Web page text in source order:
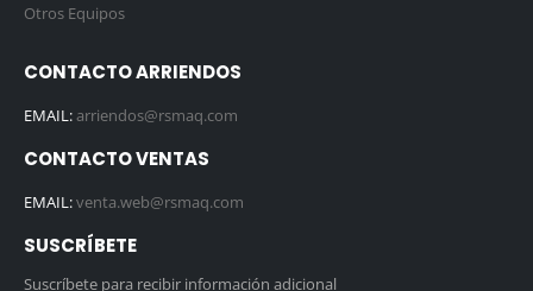
Otros Equipos
CONTACTO ARRIENDOS
EMAIL:arriendos@rsmaq.com
CONTACTO VENTAS
EMAIL:venta.web@rsmaq.com
SUSCRÍBETE
Suscríbete para recibir información adicional